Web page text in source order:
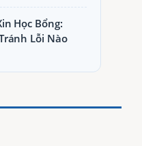
Học Bổng:
Lỗi Nào